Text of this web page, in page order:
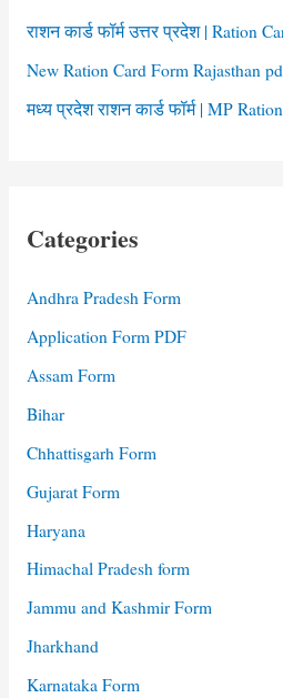
राशन कार्ड फॉर्म उत्तर प्रदेश | Ration
New Ration Card Form Rajasthan
मध्य प्रदेश राशन कार्ड फॉर्म | MP
Categories
Andhra Pradesh Form
Application Form PDF
Assam Form
Bihar
Chhattisgarh Form
Gujarat Form
Haryana
Himachal Pradesh form
Jammu and Kashmir Form
Jharkhand
Karnataka Form